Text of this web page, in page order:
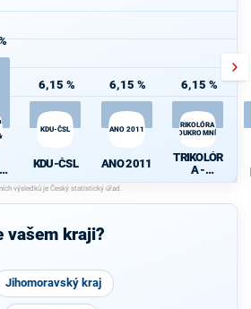
6,15 %
KDU-ČSL
KDU-ČSL
6,15 %
ANO 2011
ANO 2011
6,15 %
TRIKOLÓRA -
SOUKROMNÍCI
TRIKOLÓR
A -
SOUKRO
vašem kraji?
Jihomoravský kraj